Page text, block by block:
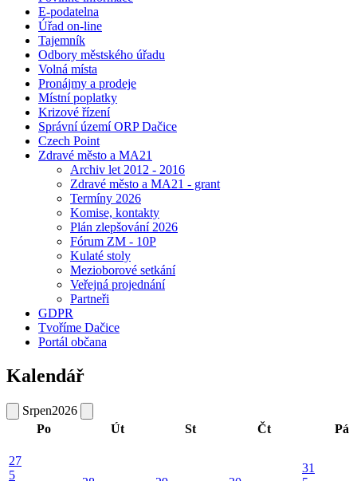
E-podatelna
Úřad on-line
Tajemník
Odbory městského úřadu
Volná místa
Pronájmy a prodeje
Místní poplatky
Krizové řízení
Správní území ORP Dačice
Czech Point
Zdravé město a MA21
Archiv let 2012 - 2016
Zdravé město a MA21 - grant
Termíny 2026
Komise, kontakty
Plán zlepšování 2026
Fórum ZM - 10P
Kulaté stoly
Mezioborové setkání
Veřejná projednání
Partneři
GDPR
Tvoříme Dačice
Portál občana
Kalendář
Srpen2026
Po
Út St Čt Pá
27
5
31